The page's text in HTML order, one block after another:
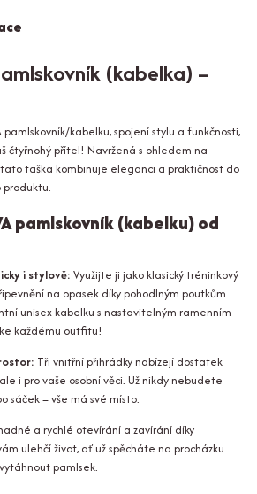
(kabelka) –
pamlskovník/kabelku, spojení stylu a funkčnosti,
čtyřnohý přítel! Navržená s ohledem na
taška kombinuje eleganci a praktičnost do
pamlskovník (kabelku) od
i stylově: Využijte ji jako klasický tréninkový
na opasek díky pohodlným poutkům.
unisex kabelku s nastavitelným ramenním
každému outfitu!
Tři vnitřní přihrádky nabízejí dostatek
i pro vaše osobní věci. Už nikdy nebudete
sáček – vše má své místo.
a rychlé otevírání a zavírání díky
ulehčí život, ať už spěcháte na procházku
pamlsek.